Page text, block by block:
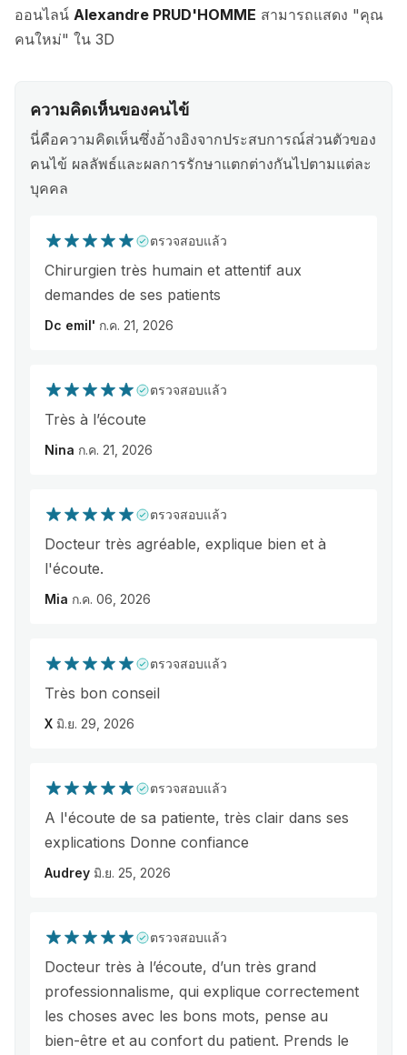
ออนไลน์ Alexandre PRUD'HOMME สามารถแสดง "คุณ
คนใหม่" ใน 3D
ความคิดเห็นของคนไข้
นี่คือความคิดเห็นซึ่งอ้างอิงจากประสบการณ์ส่วนตัวของ
คนไข้ ผลลัพธ์และผลการรักษาแตกต่างกันไปตามแต่ละ
บุคคล
ตรวจสอบแล้ว
Chirurgien très humain et attentif aux
demandes de ses patients
Dc emil' ก.ค. 21, 2026
ตรวจสอบแล้ว
Très à l’écoute
Nina ก.ค. 21, 2026
ตรวจสอบแล้ว
Docteur très agréable, explique bien et à
l'écoute.
Mia ก.ค. 06, 2026
ตรวจสอบแล้ว
Très bon conseil
X มิ.ย. 29, 2026
ตรวจสอบแล้ว
A l'écoute de sa patiente, très clair dans ses
explications Donne confiance
Audrey มิ.ย. 25, 2026
ตรวจสอบแล้ว
Docteur très à l’écoute, d’un très grand
professionnalisme, qui explique correctement
les choses avec les bons mots, pense au
bien-être et au confort du patient. Prends le